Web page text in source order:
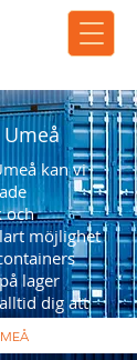
kan vi
och
möjlighet
lager
dig att
och hitta